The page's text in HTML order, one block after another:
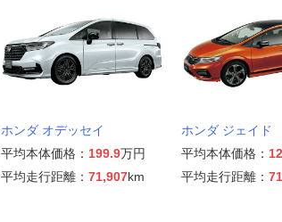
ホンダ オデッセイ
平均本体価格： 199.9万円
平均走行距離： 71,907km
ホンダ ジェイド
平均本体価格：
平均走行距離：